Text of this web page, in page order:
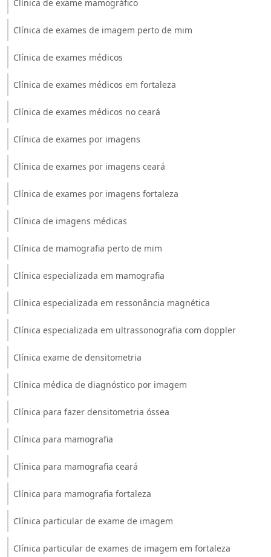
Clínica de exame mamográfico
Clínica de exames de imagem perto de mim
Clínica de exames médicos
Clínica de exames médicos em fortaleza
Clínica de exames médicos no ceará
Clínica de exames por imagens
Clínica de exames por imagens ceará
Clínica de exames por imagens fortaleza
Clínica de imagens médicas
Clínica de mamografia perto de mim
Clínica especializada em mamografia
Clínica especializada em ressonância magnética
Clínica especializada em ultrassonografia com doppler
Clínica exame de densitometria
Clínica médica de diagnóstico por imagem
Clínica para fazer densitometria óssea
Clínica para mamografia
Clínica para mamografia ceará
Clínica para mamografia fortaleza
Clínica particular de exame de imagem
Clínica particular de exames de imagem em fortaleza